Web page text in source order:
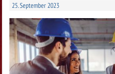
25. September 2023